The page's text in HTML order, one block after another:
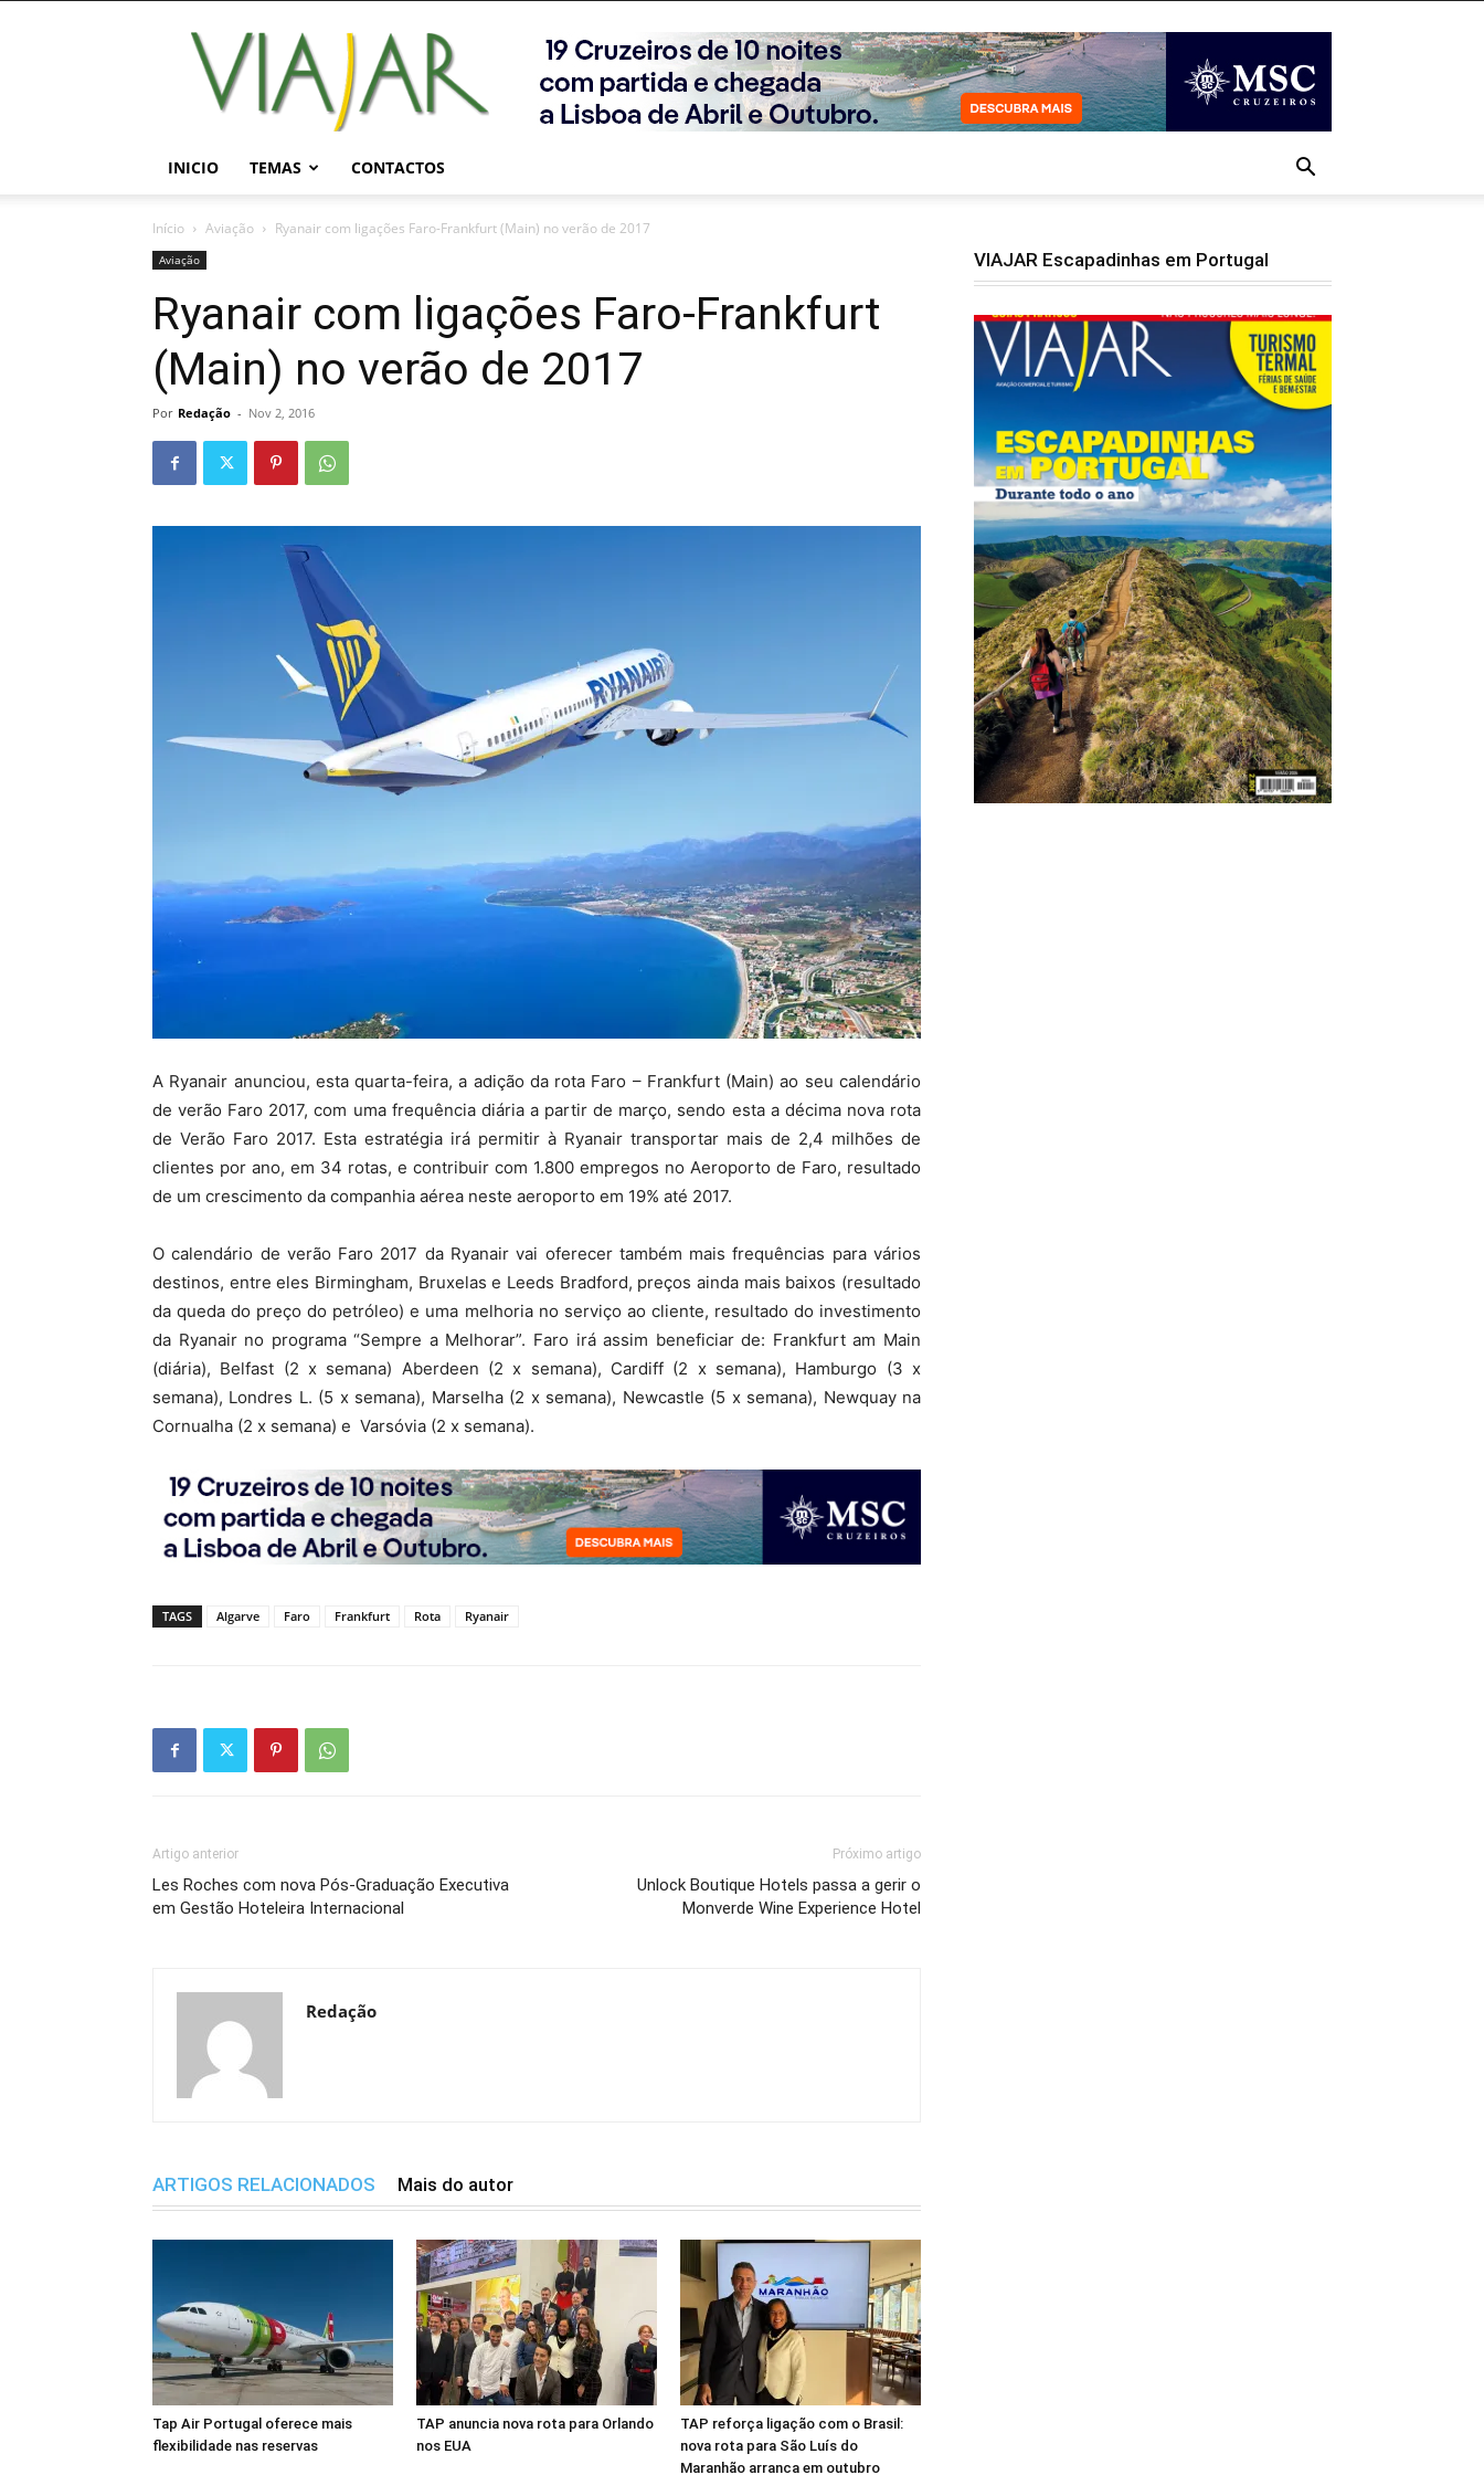
Viajar
Magazine
Online
INICIO TEMAS CONTACTOS
Início Aviação Ryanair com ligações Faro-Frankfurt (Main) no verão de 2017
Aviação
Ryanair com ligações Faro-Frankfurt
(Main) no verão de 2017
Por Redação - Nov 2, 2016
A Ryanair anunciou, esta quarta-feira, a adição da rota Faro – Frankfurt (Main) ao seu calendário
de verão Faro 2017, com uma frequência diária a partir de março, sendo esta a décima nova rota
de Verão Faro 2017. Esta estratégia irá permitir à Ryanair transportar mais de 2,4 milhões de
clientes por ano, em 34 rotas, e contribuir com 1.800 empregos no Aeroporto de Faro, resultado
de um crescimento da companhia aérea neste aeroporto em 19% até 2017.
O calendário de verão Faro 2017 da Ryanair vai oferecer também mais frequências para vários
destinos, entre eles Birmingham, Bruxelas e Leeds Bradford, preços ainda mais baixos (resultado
da queda do preço do petróleo) e uma melhoria no serviço ao cliente, resultado do investimento
da Ryanair no programa “Sempre a Melhorar”. Faro irá assim beneficiar de: Frankfurt am Main
(diária), Belfast (2 x semana) Aberdeen (2 x semana), Cardiff (2 x semana), Hamburgo (3 x
semana), Londres L. (5 x semana), Marselha (2 x semana), Newcastle (5 x semana), Newquay na
Cornualha (2 x semana) e Varsóvia (2 x semana).
TAGS Algarve Faro Frankfurt Rota Ryanair
Artigo anterior
Les Roches com nova Pós-Graduação Executiva
em Gestão Hoteleira Internacional
Próximo artigo
Unlock Boutique Hotels passa a gerir o
Monverde Wine Experience Hotel
Redação
ARTIGOS RELACIONADOS Mais do autor
Tap Air Portugal oferece mais
flexibilidade nas reservas
TAP anuncia nova rota para Orlando
nos EUA
TAP reforça ligação com o Brasil:
nova rota para São Luís do
Maranhão arranca em outubro
VIAJAR Escapadinhas em Portugal